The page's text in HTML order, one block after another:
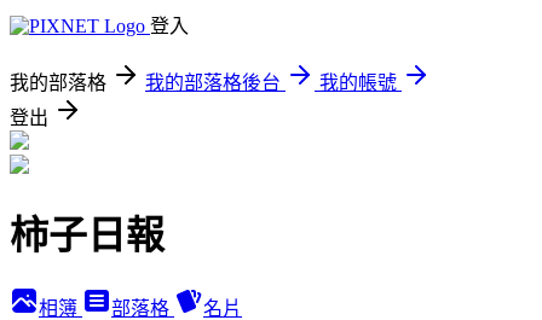
登入
我的部落格 我的部落格後台
我的帳號
登出
柿子日報
相簿 部落格 名片